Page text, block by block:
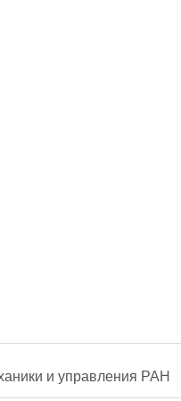
и управления РАН